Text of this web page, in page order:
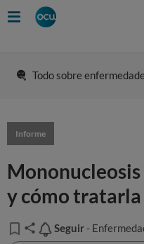
Todo sobre
Informe
y cómo tratarla
Seguir
Seguir -